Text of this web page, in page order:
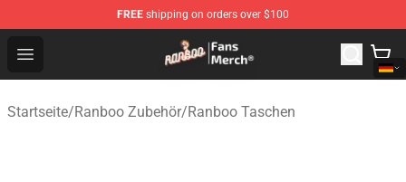
FREE shipping on orders over $100
Open menu
Ranboo Store - Official Ranboo Merchandise Shop
Startseite/Ranboo Zubehör/Ranboo Taschen